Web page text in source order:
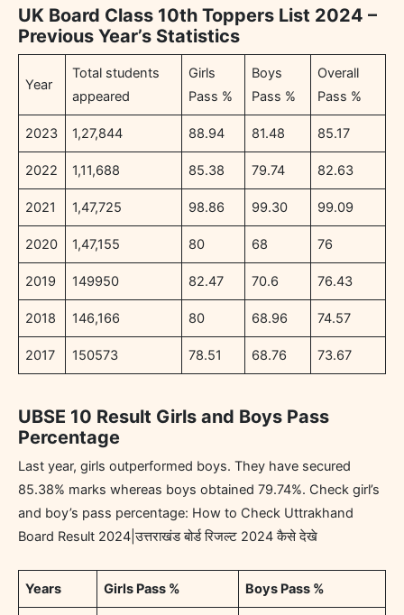
UK Board Class 10th Toppers List 2024 –
Previous Year’s Statistics
Year
Total students
appeared
Girls
Pass %
Boys
Pass %
Overall
Pass %
2023 1,27,844 88.94 81.48 85.17
2022 1,11,688 85.38 79.74 82.63
2021 1,47,725 98.86 99.30 99.09
2020 1,47,155 80 68 76
2019 149950 82.47 70.6 76.43
2018 146,166 80 68.96 74.57
2017 150573 78.51 68.76 73.67
UBSE 10 Result Girls and Boys Pass
Percentage
Last year, girls outperformed boys. They have secured
85.38% marks whereas boys obtained 79.74%. Check girl’s
and boy’s pass percentage: How to Check Uttrakhand
Board Result 2024|उत्तराखंड बोर्ड रिजल्ट 2024 कैसे देखे
Years Girls Pass % Boys Pass %